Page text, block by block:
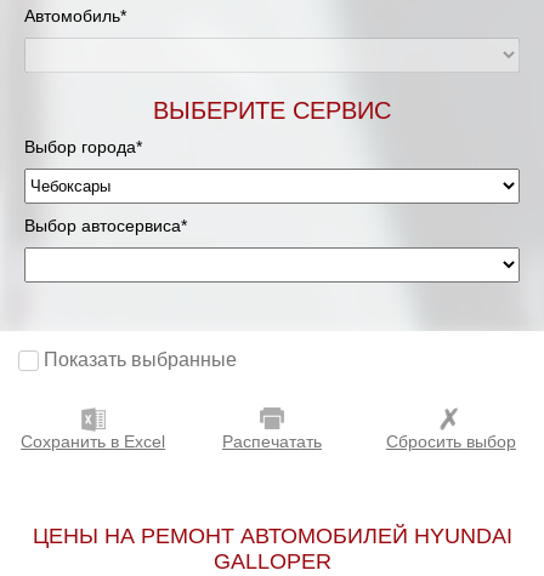
Автомобиль*
ВЫБЕРИТЕ СЕРВИС
Выбор города*
Выбор автосервиса*
Показать выбранные
Сохранить в Excel Распечатать Сбросить выбор
ЦЕНЫ НА РЕМОНТ АВТОМОБИЛЕЙ HYUNDAI
GALLOPER